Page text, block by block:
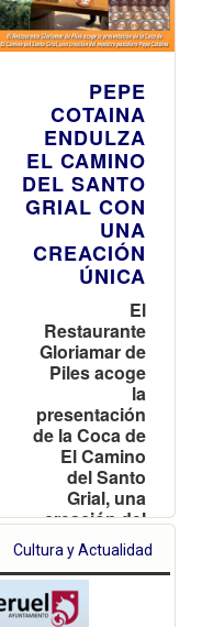
PEPE
COTAINA
ENDULZA
EL CAMINO
DEL SANTO
GRIAL CON
UNA
CREACIÓN
ÚNICA
El
Restaurante
Gloriamar de
Piles acoge
la
presentación
de la Coca de
El Camino
del Santo
Grial, una
creación del
maestro
pastelero
Pepe Cotaina
Cultura y Actualidad